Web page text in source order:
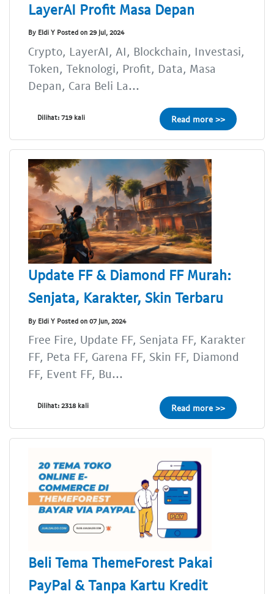
LayerAI Profit Masa Depan
By Eldi Y Posted on 29 Jul, 2024
Crypto, LayerAI, AI, Blockchain, Investasi,
Token, Teknologi, Profit, Data, Masa
Depan, Cara Beli La...
Dilihat: 719 kali Read more >>
Update FF & Diamond FF Murah:
Senjata, Karakter, Skin Terbaru
By Eldi Y Posted on 07 Jun, 2024
Free Fire, Update FF, Senjata FF, Karakter
FF, Peta FF, Garena FF, Skin FF, Diamond
FF, Event FF, Bu...
Dilihat: 2318 kali Read more >>
Beli Tema ThemeForest Pakai
PayPal & Tanpa Kartu Kredit